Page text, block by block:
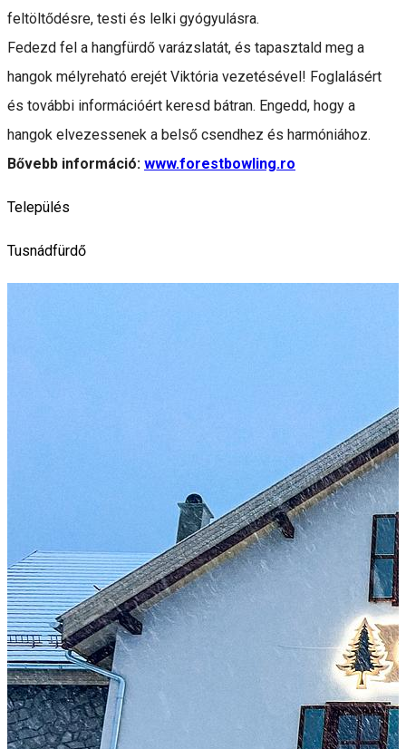
feltöltődésre, testi és lelki gyógyulásra.
Fedezd fel a hangfürdő varázslatát, és tapasztald meg a
hangok mélyreható erejét Viktória vezetésével! Foglalásért
és további információért keresd bátran. Engedd, hogy a
hangok elvezessenek a belső csendhez és harmóniához.
Bővebb információ: www.forestbowling.ro
Település
Tusnádfürdő